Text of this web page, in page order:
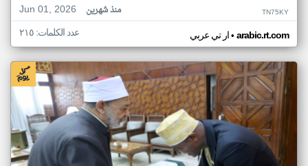
Jun 01, 2026
منذ شهرين TN75KY
ار تي عربي• arabic.rt.com عدد الكلمات: ٢١٥